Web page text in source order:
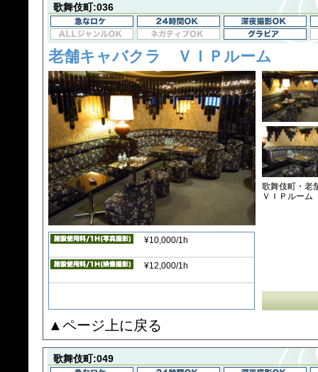
歌舞伎町:036
老舗キャバクラ ＶＩＰルーム
¥10,000/1h
¥12,000/1h
歌舞伎町・老
ＶＩＰルー
▲ページ上に戻る
歌舞伎町:049